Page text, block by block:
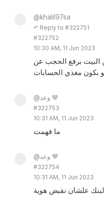
@khalil97sa
↶ Reply to #322751
#322752
10:30 AM, 11 Jun 2023
2 للبنك من البيت برفع الحجب عن
بكون مغذي الحسابات
@وعد 🤎
#322753
10:31 AM, 11 Jun 2023
ما فهمت
@وعد 🤎
#322754
10:31 AM, 11 Jun 2023
علشان نقيض هوية